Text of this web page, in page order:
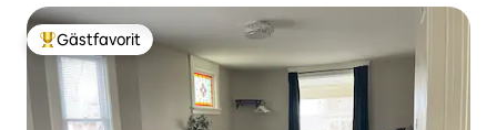
Populär gästfavorit
Gästfavorit